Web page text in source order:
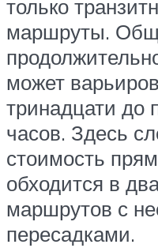
только
маршруты.
может
тринадцати до
часов. Здесь
стоимость
обходится в
маршрутов с
пересадками.